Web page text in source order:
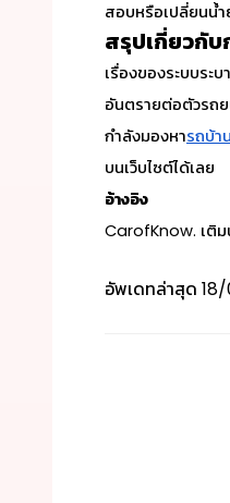
สอบหรือเปลี่ยนน้
สรุปเกี่ยวกับ
เรื่องของระบบระ
อันตรายต่อตัวรถ
กำลังมองหารถบ้า
บนเว็บไซต์ได้เลย
อ้างอิง
CarofKnow. เติม
อัพเดทล่าสุด